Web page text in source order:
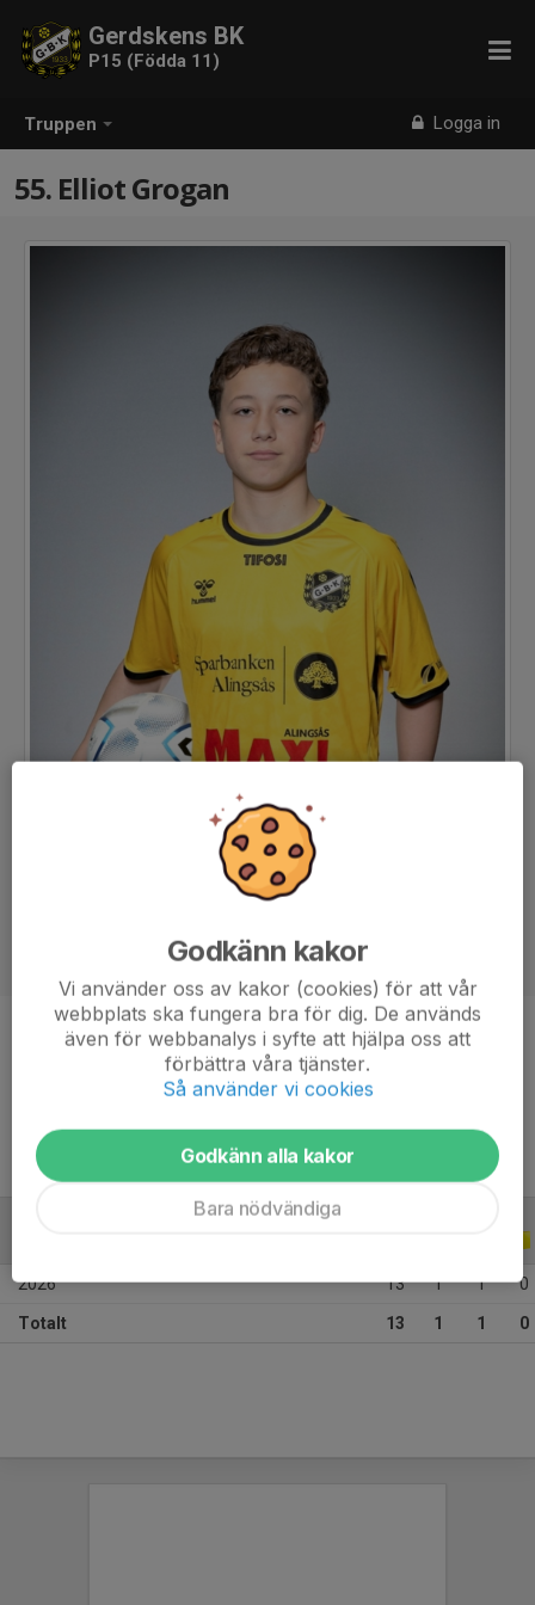
Truppen Logga in
Gerdskens BK
P15 (Födda 11)
55. Elliot Grogan
Position
Back
14 år
2026 13 1 1 0
Totalt 13 1 1 0
Godkänn kakor
Vi använder oss av kakor (cookies) för att vår
webbplats ska fungera bra för dig. De används
även för webbanalys i syfte att hjälpa oss att
förbättra våra tjänster.
Så använder vi cookies
Godkänn alla kakor
Bara nödvändiga